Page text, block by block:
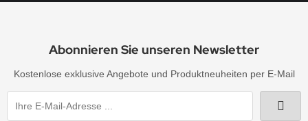
Abonnieren Sie unseren Newsletter
Kostenlose exklusive Angebote und Produktneuheiten per E-Mail